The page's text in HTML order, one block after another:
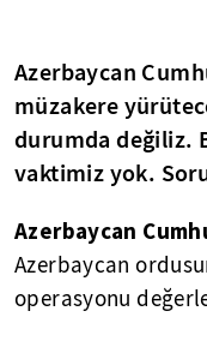
Azerbaycan
müzakere
durumda değiliz.
vaktimiz yok.
Azerbaycan
Azerbaycan
operasyonu